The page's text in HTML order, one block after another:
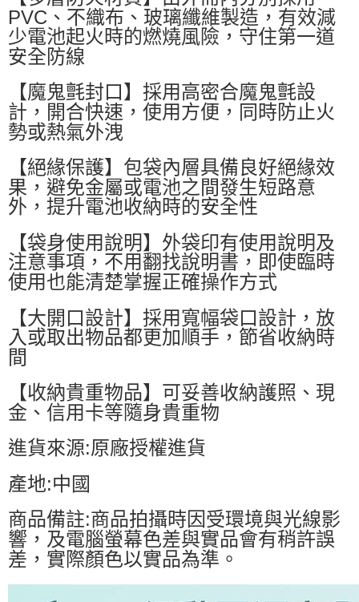
PVC、不織布、玻璃纖維製造，有效減
少電池起火時的燃燒風險，守住第一道
安全防線
【魔鬼氈封口】採用高密合魔鬼氈設
計，開合快速，使用方便，同時防止火
勢或熱氣外洩
【絕緣保護】包袋內層具備良好絕緣效
果，避免金屬或電池之間發生短路意
外，提升電池收納時的安全性
【袋身使用說明】外袋印有使用說明及
注意事項，不用翻找說明書，即使臨時
使用也能清楚掌握正確操作方式
【大開口設計】採用寬幅袋口設計，放
入或取出物品都更加順手，節省收納時
間
【收納貴重物品】可妥善收納護照、現
金、信用卡等隨身貴重物
進貨來源:原廠授權進貨
產地:中國
商品備註:商品拍攝時因受環境與光線影
響，及電腦螢幕色差與實品會有稍許誤
差，實際顏色以實品為準。